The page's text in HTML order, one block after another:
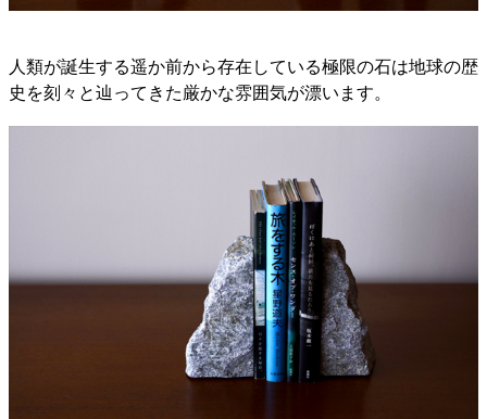
人類が誕生する遥か前から存在している極限の石は地球の歴
史を刻々と辿ってきた厳かな雰囲気が漂います。